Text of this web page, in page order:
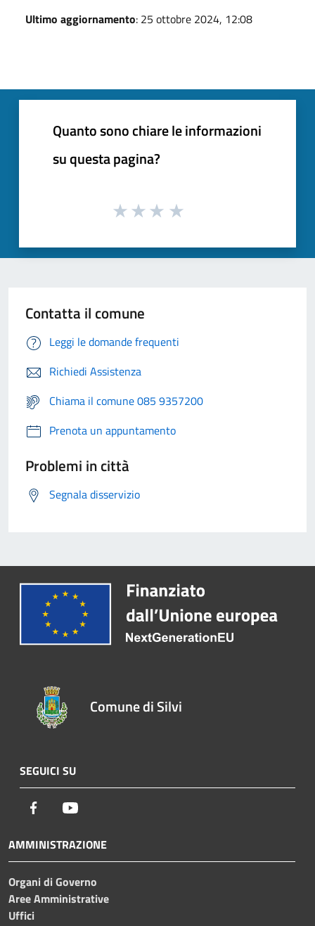
Ultimo aggiornamento: 25 ottobre 2024, 12:08
Quanto sono chiare le informazioni
su questa pagina?
Contatta il comune
Leggi le domande frequenti
Richiedi Assistenza
Chiama il comune 085 9357200
Prenota un appuntamento
Problemi in città
Segnala disservizio
Comune di Silvi
SEGUICI SU
Facebook
AMMINISTRAZIONE
Organi di Governo
Aree Amministrative
Uffici